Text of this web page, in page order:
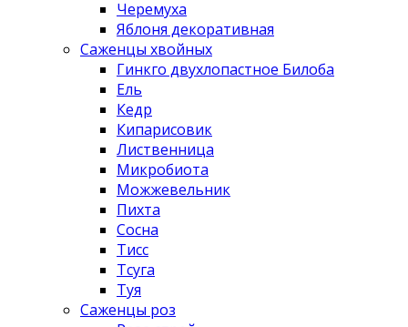
Черемуха
Яблоня декоративная
Саженцы хвойных
Гинкго двухлопастное Билоба
Ель
Кедр
Кипарисовик
Лиственница
Микробиота
Можжевельник
Пихта
Сосна
Тисс
Тсуга
Туя
Саженцы роз